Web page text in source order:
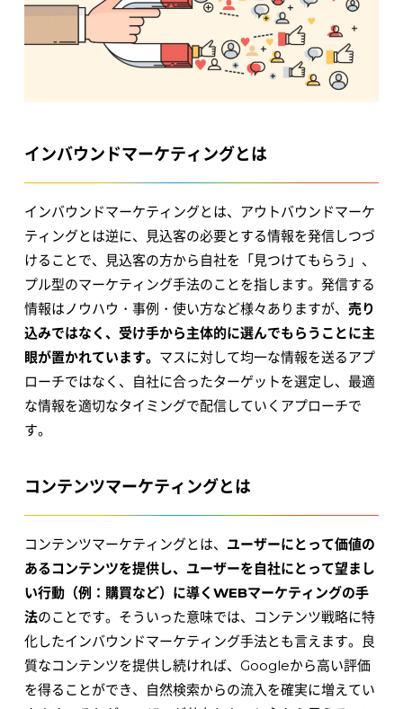
インバウンドマーケティングとは
インバウンドマーケティングとは、アウトバウンドマーケ
ティングとは逆に、見込客の必要とする情報を発信しつづ
けることで、見込客の方から自社を「見つけてもらう」、
プル型のマーケティング手法のことを指します。発信する
情報はノウハウ・事例・使い方など様々ありますが、 売り
込みではなく、受け手から主体的に選んでもらうことに主
眼が置かれています。 マスに対して均一な情報を送るアプ
ローチではなく、自社に合ったターゲットを選定し、最適
な情報を適切なタイミングで配信していくアプローチで
す。
コンテンツマーケティングとは
コンテンツマーケティングとは、 ユーザーにとって価値の
あるコンテンツを提供し、ユーザーを自社にとって望まし
い行動（例：購買など）に導くWEBマーケティングの手
法のことです。そういった意味では、コンテンツ戦略に特
化したインバウンドマーケティング手法とも言えます。良
質なコンテンツを提供し続ければ、Googleから高い評価
を得ることができ、自然検索からの流入を確実に増えてい